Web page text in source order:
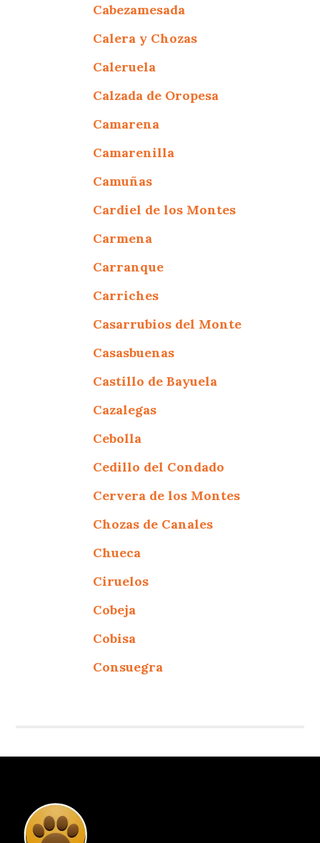
Cabezamesada
Calera y Chozas
Caleruela
Calzada de Oropesa
Camarena
Camarenilla
Camuñas
Cardiel de los Montes
Carmena
Carranque
Carriches
Casarrubios del Monte
Casasbuenas
Castillo de Bayuela
Cazalegas
Cebolla
Cedillo del Condado
Cervera de los Montes
Chozas de Canales
Chueca
Ciruelos
Cobeja
Cobisa
Consuegra